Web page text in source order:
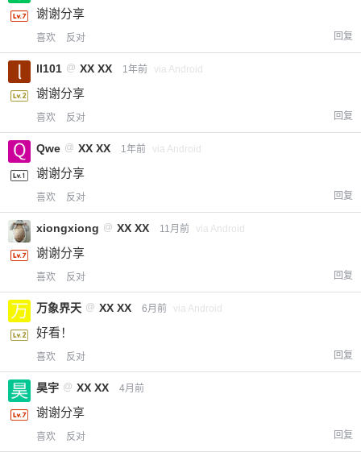
谢谢分享
喜欢 反对 回复
ll101 @ XX XX 1年前 via Android
谢谢分享
喜欢 反对 回复
Qwe @ XX XX 1年前 via Android
谢谢分享
喜欢 反对 回复
xiongxiong @ XX XX 11月前 via Android
谢谢分享
喜欢 反对 回复
万象界天 @ XX XX 6月前 via Android
好看！
喜欢 反对 回复
昊宇 @ XX XX 4月前
谢谢分享
喜欢 反对 回复